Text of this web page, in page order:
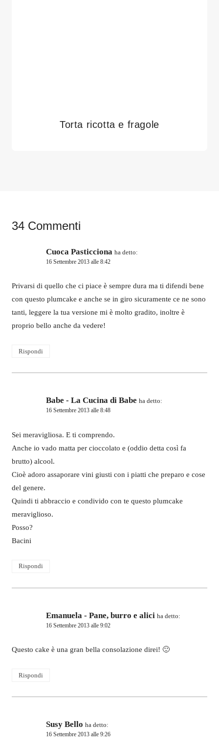
Torta ricotta e fragole
34 Commenti
Cuoca Pasticciona ha detto:
16 Settembre 2013 alle 8:42
Privarsi di quello che ci piace è sempre dura ma ti difendi bene
con questo plumcake e anche se in giro sicuramente ce ne sono
tanti, leggere la tua versione mi è molto gradito, inoltre è
proprio bello anche da vedere!
Rispondi
Babe - La Cucina di Babe ha detto:
16 Settembre 2013 alle 8:48
Sei meravigliosa. E ti comprendo.
Anche io vado matta per cioccolato e (oddio detta così fa
brutto) alcool.
Cioè adoro assaporare vini giusti con i piatti che preparo e cose
del genere.
Quindi ti abbraccio e condivido con te questo plumcake
meraviglioso.
Posso?
Bacini
Rispondi
Emanuela - Pane, burro e alici ha detto:
16 Settembre 2013 alle 9:02
Questo cake è una gran bella consolazione direi! 🙂
Rispondi
Susy Bello ha detto:
16 Settembre 2013 alle 9:26